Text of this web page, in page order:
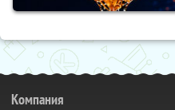
Компания